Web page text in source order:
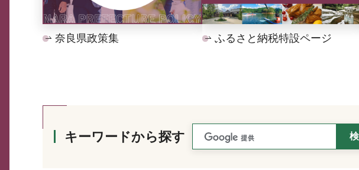
奈良県政策集 ふるさと納税特設ページ
キーワードから探す